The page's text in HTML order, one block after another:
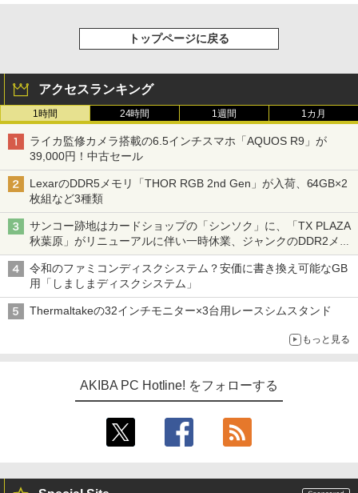
トップページに戻る
アクセスランキング
1時間 24時間 1週間 1カ月
ライカ監修カメラ搭載の6.5インチスマホ「AQUOS R9」が
39,000円！中古セール
LexarのDDR5メモリ「THOR RGB 2nd Gen」が入荷、64GB×2
枚組など3種類
サンコー跡地はカードショップの「シンソク」に、「TX PLAZA
秋葉原」がリニューアルに伴い一時休業、ジャンクのDDR2メモ
リが100円で販売など～ 最近の秋葉原 ～
令和のファミコンディスクシステム？安価に書き換え可能なGB
用「しましまディスクシステム」
Thermaltakeの32インチモニター×3台用レースシムスタンド
もっと見る
AKIBA PC Hotline! をフォローする